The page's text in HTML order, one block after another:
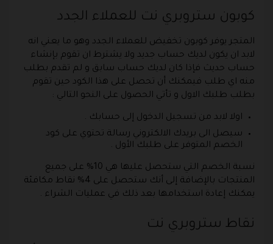
كوبون ستروبري نت للعملاء الجدد
المتجر يوفر كوبون تخفيض للعملاء الجدد وهو ما يعني انه
لابد ان يكون لديك حساب جديد ولا يشترط ان تقوم بإنشاء
حساب حديث فإذا كان لديك حساب سابق و لم تقدم بطلب
منه اي طلب فيمكنك أن تحصل على هذا الكود حين تقوم
بطلب طلبك الاول و تأتي الحصول على النحو التالي :
اولا لابد من تسجيل الدخول إلى حسابك .
سيصل الى بريدك الالكتروني رسالة تحتوي على كود
الخصم المتوفر على طلبك الأول .
نسبة الخصم التي ستحصل عليها هي 10% على جميع
المنتجات بالإضافة إلى أنك ستحصل على 4% نقاط مكافئة
يمكنك إعادة استخدامها بعد ذلك في عمليات الشراء .
نقاط ستروبري نت